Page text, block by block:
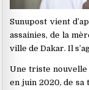
Sunupost vient
assainies, de la
ville de Dakar. Il
Une triste nouvelle
en juin 2020, de sa